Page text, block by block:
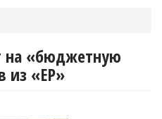
на «бюджетную
из «ЕР»